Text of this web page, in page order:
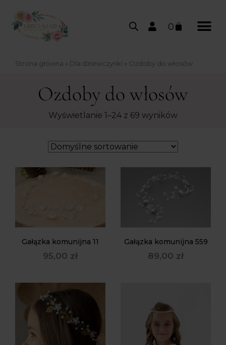
0
Strona główna » Dla dziewczynki » Ozdoby do włosów
Ozdoby do włosów
Wyświetlanie 1–24 z 69 wyników
Gałązka komunijna 11
95,00 zł
Gałązka komunijna 559
89,00 zł